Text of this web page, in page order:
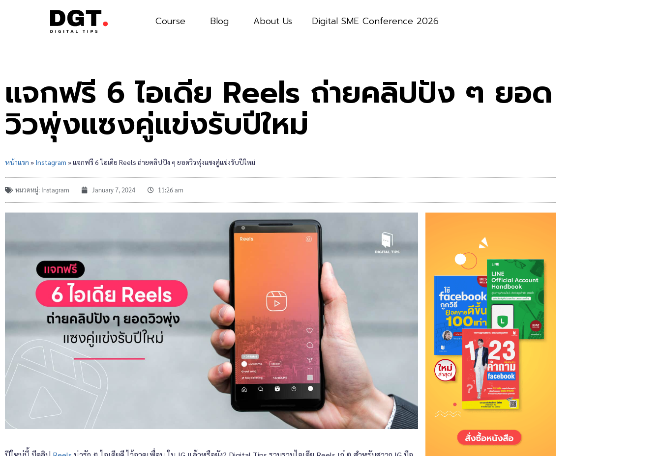
Course Blog About Us Digital SME Conference 2026
แจกฟรี 6 ไอเดีย Reels ถ่ายคลิปปัง ๆ ยอด
วิวพุ่งแซงคู่แข่งรับปีใหม่
หน้าแรก » Instagram »แจกฟรี 6 ไอเดีย Reels ถ่ายคลิปปัง ๆ ยอดวิวพุ่งแซงคู่แข่งรับปีใหม่
หมวดหมู่: Instagram January 7, 2024 11:26 am